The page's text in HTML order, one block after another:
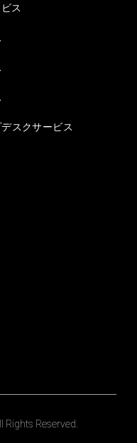
ス
スクサービス
Rights Reserved.